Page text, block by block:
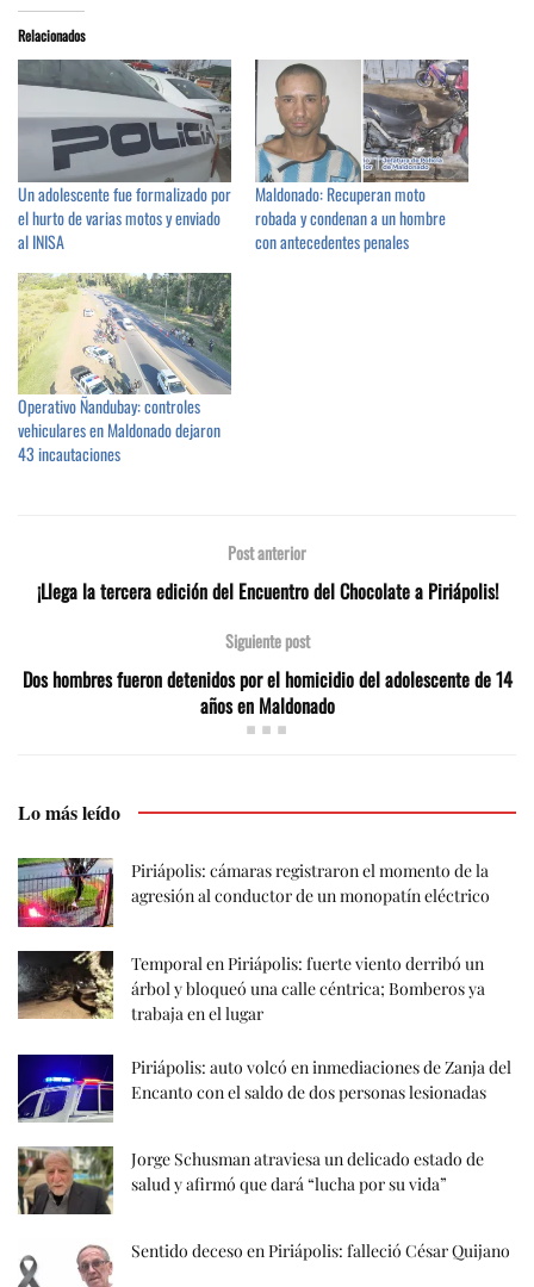
Relacionados
Un adolescente fue formalizado por
el hurto de varias motos y enviado
al INISA
Maldonado: Recuperan moto
robada y condenan a un hombre
con antecedentes penales
Operativo Ñandubay: controles
vehiculares en Maldonado dejaron
43 incautaciones
Post anterior
¡Llega la tercera edición del Encuentro del Chocolate a Piriápolis!
Siguiente post
Dos hombres fueron detenidos por el homicidio del adolescente de 14
años en Maldonado
Lo más leído
Piriápolis: cámaras registraron el momento de la
agresión al conductor de un monopatín eléctrico
Temporal en Piriápolis: fuerte viento derribó un
árbol y bloqueó una calle céntrica; Bomberos ya
trabaja en el lugar
Piriápolis: auto volcó en inmediaciones de Zanja del
Encanto con el saldo de dos personas lesionadas
Jorge Schusman atraviesa un delicado estado de
salud y afirmó que dará “lucha por su vida”
Sentido deceso en Piriápolis: falleció César Quijano